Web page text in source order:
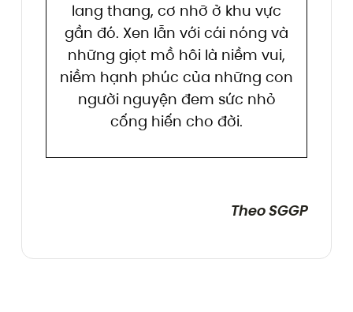
lang thang, cơ nhỡ ở khu vực
gần đó. Xen lẫn với cái nóng và
những giọt mồ hôi là niềm vui,
niềm hạnh phúc của những con
người nguyện đem sức nhỏ
cống hiến cho đời.
Theo SGGP